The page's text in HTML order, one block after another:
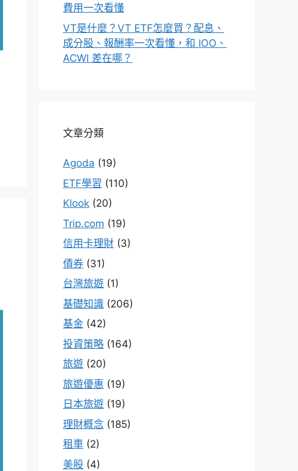
費用一次看懂
VT是什麼？VT ETF怎麼買？配息、
成分股、報酬率一次看懂，和 IOO、
ACWI 差在哪？
文章分類
Agoda (19)
ETF學習 (110)
Klook (20)
Trip.com (19)
信用卡理財 (3)
債券 (31)
台灣旅遊 (1)
基礎知識 (206)
基金 (42)
投資策略 (164)
旅遊 (20)
旅遊優惠 (19)
日本旅遊 (19)
理財概念 (185)
租車 (2)
美股 (4)